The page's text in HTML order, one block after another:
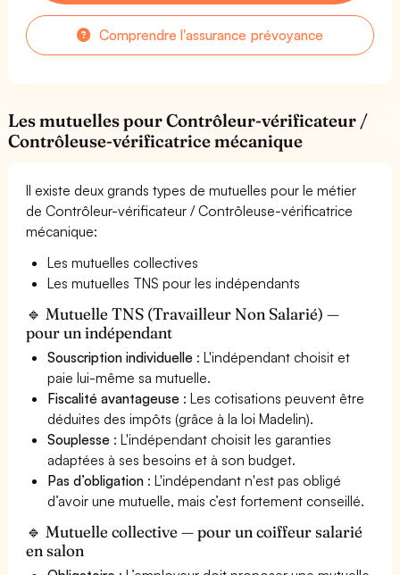
Comprendre l'assurance prévoyance
Les mutuelles pour Contrôleur-vérificateur /
Contrôleuse-vérificatrice mécanique
Il existe deux grands types de mutuelles pour le métier
de Contrôleur-vérificateur / Contrôleuse-vérificatrice
mécanique:
Les mutuelles collectives
Les mutuelles TNS pour les indépendants
🔹 Mutuelle TNS (Travailleur Non Salarié) —
pour un indépendant
Souscription individuelle : L'indépendant choisit et
paie lui-même sa mutuelle.
Fiscalité avantageuse : Les cotisations peuvent être
déduites des impôts (grâce à la loi Madelin).
Souplesse : L'indépendant choisit les garanties
adaptées à ses besoins et à son budget.
Pas d’obligation : L'indépendant n'est pas obligé
d’avoir une mutuelle, mais c’est fortement conseillé.
🔹 Mutuelle collective — pour un coiffeur salarié
en salon